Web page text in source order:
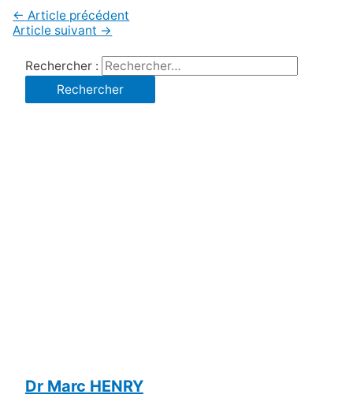
← Article précédent
Article suivant →
Rechercher :
Dr Marc HENRY